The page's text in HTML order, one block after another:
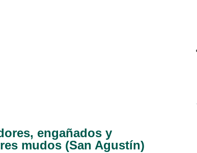
engañados y
mudos (San Agustín)